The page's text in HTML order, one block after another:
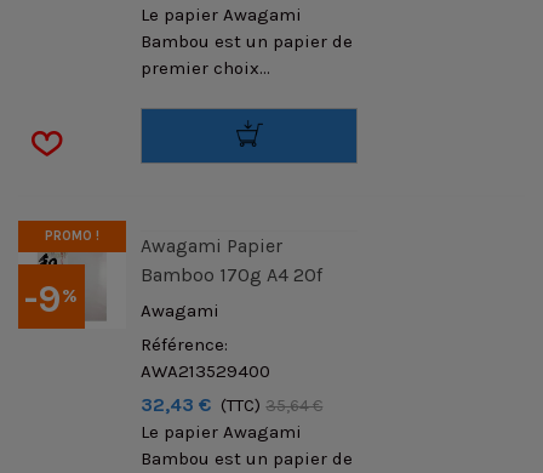
Le papier Awagami
Bambou est un papier de
premier choix...
-9%
PROMO !
Awagami Papier
Bamboo 170g A4 20f
Awagami
Référence:
AWA213529400
32,43 € (TTC) 35,64 €
Le papier Awagami
Bambou est un papier de